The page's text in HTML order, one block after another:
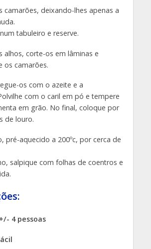
camarões, deixando-lhes apenas a
tabuleiro e reserve.
alhos, corte-os em lâminas e
os camarões.
os com o azeite e a
com o caril em pó e tempere
em grão. No final, coloque por
de louro.
pré-aquecido a 200ºc, por cerca de
salpique com folhas de coentros e
+/- 4 pessoas